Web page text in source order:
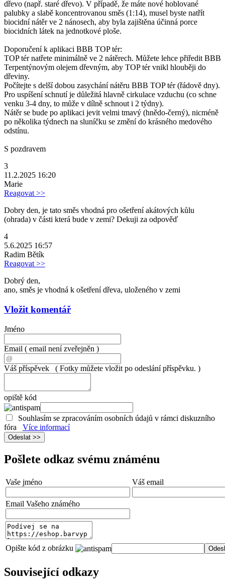
dřevo (např. staré dřevo). V případě, že máte nové hoblované
palubky a slabě koncentrovanou směs (1:14), musel byste natřít
biocidní nátěr ve 2 nánosech, aby byla zajištěna účinná porce
biocidních látek na jednotkové ploše.
Doporučení k aplikaci BBB TOP tér:
TOP tér natřete minimálně ve 2 nátěrech. Můžete lehce přiředit BBB
Terpentýnovým olejem dřevným, aby TOP tér vnikl hlouběji do
dřeviny.
Počítejte s delší dobou zasychání nátěru BBB TOP tér (řádově dny).
Pro uspíšení schnutí je důležitá hlavně cirkulace vzduchu (co schne
venku 3-4 dny, to může v dílně schnout i 2 týdny).
Nátěr se bude po aplikaci jevit velmi tmavý (hnědo-černý), nicméně
po několika týdnech na sluníčku se změní do krásného medového
odstínu.
S pozdravem
3
11.2.2025 16:20
Marie
Reagovat >>
Dobry den, je tato směs vhodná pro ošetření akátových kůlu
(ohrada) v části která bude v zemi? Dekuji za odpověď
4
5.6.2025 16:57
Radim Bětík
Reagovat >>
Dobrý den,
ano, směs je vhodná k ošetření dřeva, uloženého v zemi
Vložit komentář
Jméno
Email ( email není zveřejněn )
Váš příspěvek ( Fotky můžete vložit po odeslání příspěvku. )
opiště kód
Souhlasím se zpracováním osobních údajů v rámci diskuzního
fóra
Více informací
Pošlete odkaz svému známénu
Vaše jméno Váš email
Email Vašeho známého
Opište kód z obrázku
Související odkazy